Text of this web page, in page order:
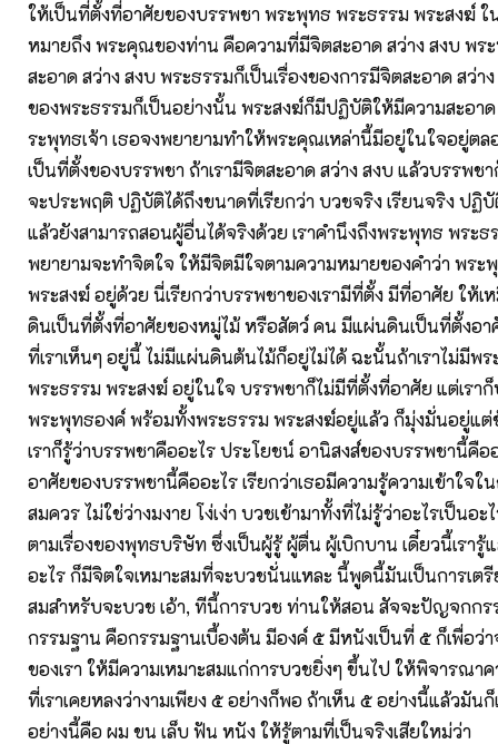
ให้เป็นที่ตั้งที่อาศัยของบรรพชา พระพุทธ พระธรรม พระสงฆ์
หมายถึง พระคุณของท่าน คือความที่มีจิตสะอาด สว่าง สงบ พร
สะอาด สว่าง สงบ พระธรรมก็เป็นเรื่องของการมีจิตสะอาด สว่า
ของพระธรรมก็เป็นอย่างนั้น พระสงฆ์ก็มีปฏิบัติให้มีความสะอา
ระพุทธเจ้า เธอจงพยายามทำให้พระคุณเหล่านี้มีอยู่ในใจอยู่ตล
เป็นที่ตั้งของบรรพชา ถ้าเรามีจิตสะอาด สว่าง สงบ แล้วบรรพช
จะประพฤติ ปฏิบัติได้ถึงขนาดที่เรียกว่า บวชจริง เรียนจริง ปฏิ
แล้วยังสามารถสอนผู้อื่นได้จริงด้วย เราคำนึงถึงพระพุทธ พระธ
พยายามจะทำจิตใจ ให้มีจิตมีใจตามความหมายของคำว่า พระ
พระสงฆ์ อยู่ด้วย นี่เรียกว่าบรรพชาของเรามีที่ตั้ง มีที่อาศัย ให้
ดินเป็นที่ตั้งที่อาศัยของหมู่ไม้ หรือสัตว์ คน มีแผ่นดินเป็นที่ตั้งอา
ที่เราเห็นๆ อยู่นี้ ไม่มีแผ่นดินต้นไม้ก็อยู่ไม่ได้ ฉะนั้นถ้าเราไม่มี
พระธรรม พระสงฆ์ อยู่ในใจ บรรพชาก็ไม่มีที่ตั้งที่อาศัย แต่เรา
พระพุทธองค์ พร้อมทั้งพระธรรม พระสงฆ์อยู่แล้ว ก็มุ่งมั่นอยู่แต่
เราก็รู้ว่าบรรพชาคืออะไร ประโยชน์ อานิสงส์ของบรรพชานี้คือ
อาศัยของบรรพชานี้คืออะไร เรียกว่าเธอมีความรู้ความเข้าใจ
สมควร ไม่ใช่ว่างมงาย โง่เง่า บวชเข้ามาทั้งที่ไม่รู้ว่าอะไรเป็นอ
ตามเรื่องของพุทธบริษัท ซึ่งเป็นผู้รู้ ผู้ตื่น ผู้เบิกบาน เดี๋ยวนี้เรารู้แ
อะไร ก็มีจิตใจเหมาะสมที่จะบวชนั่นแหละ นี้พูดนี้มันเป็นการเตรี
สมสำหรับจะบวช เอ้า, ทีนี้การบวช ท่านให้สอน สัจจะปัญจกกร
กรรมฐาน คือกรรมฐานเบื้องต้น มีองค์ ๕ มีหนังเป็นที่ ๕ ก็เพื่อว่
ของเรา ให้มีความเหมาะสมแก่การบวชยิ่งๆ ขึ้นไป ให้พิจารณาค
ที่เราเคยหลงว่างามเพียง ๕ อย่างก็พอ ถ้าเห็น ๕ อย่างนี้แล้วมัน
อย่างนี้คือ ผม ขน เล็บ ฟัน หนัง ให้รู้ตามที่เป็นจริงเสียใหม่ว่า